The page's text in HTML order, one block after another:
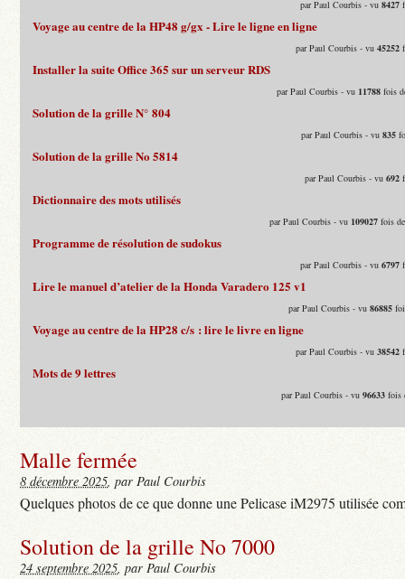
par Paul Courbis - vu8427
Voyage au centre de la HP48 g/gx - Lire le ligne en ligne
par Paul Courbis - vu45252
Installer la suite Office 365 sur un serveur RDS
par Paul Courbis - vu 11788 fois
Solution de la grille N° 804
par Paul Courbis - vu835
Solution de la grille No 5814
par Paul Courbis - vu692
Dictionnaire des mots utilisés
par Paul Courbis - vu 109027 fois
Programme de résolution de sudokus
par Paul Courbis - vu6797
Lire le manuel d’atelier de la Honda Varadero 125 v1
par Paul Courbis - vu86885
Voyage au centre de la HP28 c/s : lire le livre en ligne
par Paul Courbis - vu38542
Mots de 9 lettres
par Paul Courbis - vu96633 fois
Malle fermée
8 décembre 2025, par Paul Courbis
Quelques photos de ce que donne une Pelicase iM2975 utilisée
Solution de la grille No 7000
24 septembre 2025, par Paul Courbis